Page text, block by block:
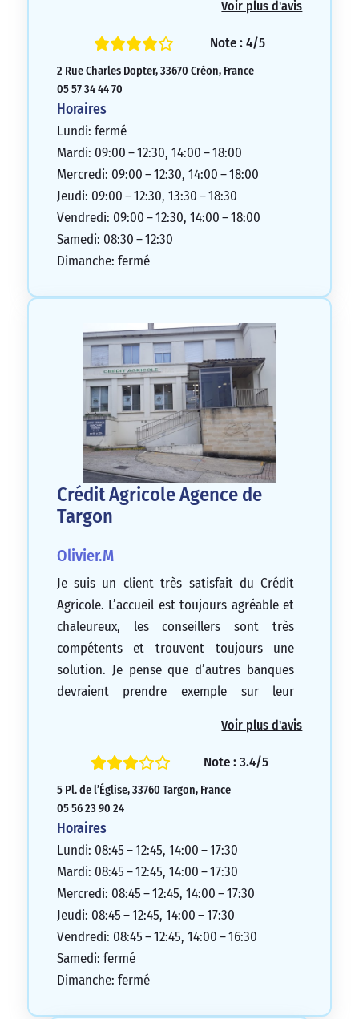
Voir plus d'avis
Note : 4/5
2 Rue Charles Dopter, 33670 Créon, France
05 57 34 44 70
Horaires
Lundi: fermé
Mardi: 09:00 – 12:30, 14:00 – 18:00
Mercredi: 09:00 – 12:30, 14:00 – 18:00
Jeudi: 09:00 – 12:30, 13:30 – 18:30
Vendredi: 09:00 – 12:30, 14:00 – 18:00
Samedi: 08:30 – 12:30
Dimanche: fermé
Crédit Agricole Agence de
Targon
Olivier.M
Je suis un client très satisfait du Crédit
Agricole. L’accueil est toujours agréable et
chaleureux, les conseillers sont très
compétents et trouvent toujours une
solution. Je pense que d’autres banques
devraient prendre exemple sur leur
5/5
Voir plus d'avis
Note : 3.4/5
5 Pl. de l’Église, 33760 Targon, France
05 56 23 90 24
Horaires
Lundi: 08:45 – 12:45, 14:00 – 17:30
Mardi: 08:45 – 12:45, 14:00 – 17:30
Mercredi: 08:45 – 12:45, 14:00 – 17:30
Jeudi: 08:45 – 12:45, 14:00 – 17:30
Vendredi: 08:45 – 12:45, 14:00 – 16:30
Samedi: fermé
Dimanche: fermé